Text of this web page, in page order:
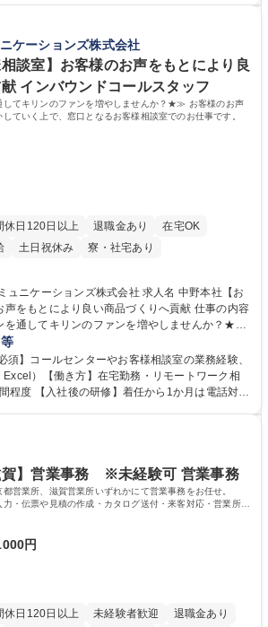
方に最適な環境です。 募集職種 【総
立グループ/組織運営を支えるゼネラリストを目
計算・社会保険手続き・勤怠管理など）の経験
学院 大学 高専 短大
資格：
ケーションズ株式会社
談室】お客様のお声をもとにより良
インバウンドコールスタッフ
てキリンのファンを増やしませんか？★≫ お客様のお声
ていく上で、窓口となるお客様相談室でのお仕事です。
休日120日以上 退職金あり
在宅OK
土日祝休み 寮・社宅あり
ョンズ株式会社 求人名 中野本社【お
とにより良い商品づくりへ貢献 仕事の内容
通してキリンのファンを増やしませんか？★≫
品づくりに活かしていく上で、窓口となるお客
プへのご
ています。お客様からの声に迅速かつ誠意をも
ともにグループ内活動に反映しています。 【具
前後 募集職種 中野本社【お客様
とにより良い商品づくりへ貢献
須】コールセンターやお客様相談室の業務経験、
）【働き方】在宅勤務・リモートワーク相
月は電話対応
【当社について】キリングループの広報機能を担
出会いを大切にし、磨き上げたホスピタリティ
ョンをとりながら広報関連業務を行っておりま
賀】営業事務 ※未経験可 営業事務
都営業所、滋賀営業所いずれかにて営業事務をお任せ。
力・伝票や見積の作成・カタログ送付・来客対応・営業所内
をお任せ。
円
休日120日以上 未経験者歓迎 退職金あり